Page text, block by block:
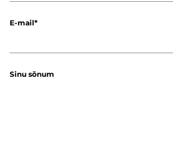
E-mail
Sinu sõnum